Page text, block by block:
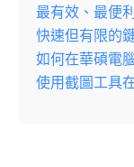
最有效、最便
快速但有限的
如何在華碩電
使用截圖工具